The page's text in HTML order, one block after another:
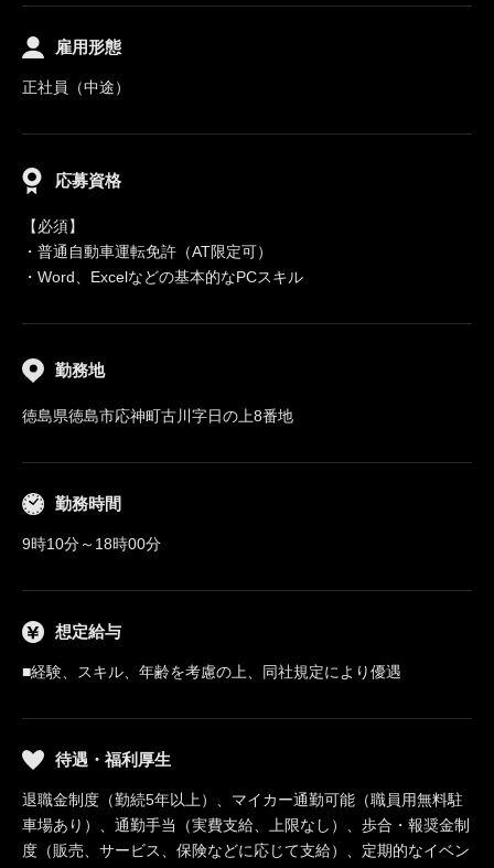
雇用形態
正社員（中途）
応募資格
【必須】
・普通自動車運転免許（AT限定可）
・Word、Excelなどの基本的なPCスキル
勤務地
徳島県徳島市応神町古川字日の上8番地
勤務時間
9時10分～18時00分
想定給与
■経験、スキル、年齢を考慮の上、同社規定により優遇
待遇・福利厚生
退職金制度（勤続5年以上）、マイカー通勤可能（職員用無料駐
車場あり）、通勤手当（実費支給、上限なし）、歩合・報奨金制
度（販売、サービス、保険などに応じて支給）、定期的なイベン